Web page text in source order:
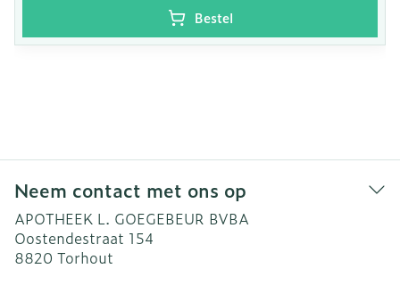
Bestel
Neem contact met ons op
APOTHEEK L. GOEGEBEUR BVBA
Oostendestraat 154
8820 Torhout